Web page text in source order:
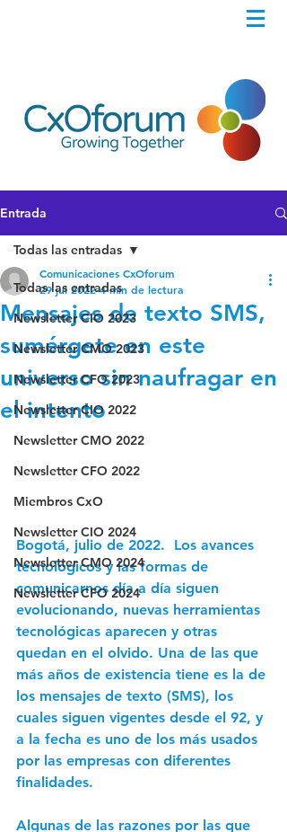
Entrada
Todas las entradas
Newsletter CIO 2023
Newsletter CMO 2023
Newsletter CFO 2023
Newsletter CIO 2022
Newsletter CMO 2022
Newsletter CFO 2022
Miembros CxO
Newsletter CIO 2024
Newsletter CMO 2024
Newsletter CFO 2024
Todas las entradas
Mensajes de texto SMS,
sumérgete en este
universo sin naufragar en
el intento
Comunicaciones CxOforum
29 jul 2022 4 min de lectura
Bogotá, julio de 2022. Los avances
tecnológicos y las formas de
comunicarnos día a día siguen
evolucionando, nuevas herramientas
tecnológicas aparecen y otras
quedan en el olvido. Una de las que
más años de existencia tiene es la de
los mensajes de texto (SMS), los
cuales siguen vigentes desde el 92, y
a la fecha es uno de los más usados
por las empresas con diferentes
finalidades.
Algunas de las razones por las que